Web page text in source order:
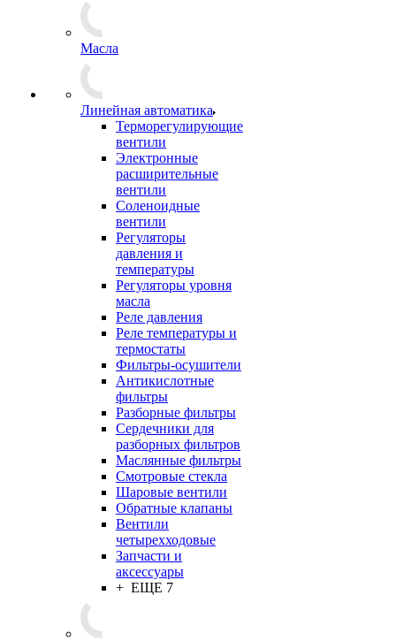
Масла
Линейная автоматика
Терморегулирующие
вентили
Электронные
расширительные
вентили
Соленоидные
вентили
Регуляторы
давления и
температуры
Регуляторы уровня
масла
Реле давления
Реле температуры и
термостаты
Фильтры-осушители
Антикислотные
фильтры
Разборные фильтры
Сердечники для
разборных фильтров
Маслянные фильтры
Смотровые стекла
Шаровые вентили
Обратные клапаны
Вентили
четырехходовые
Запчасти и
аксессуары
+ ЕЩЕ 7